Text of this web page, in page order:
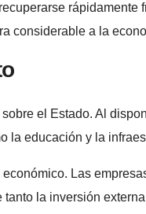
considerable a la
el Estado. Al
la educación y la
Las
la inversión